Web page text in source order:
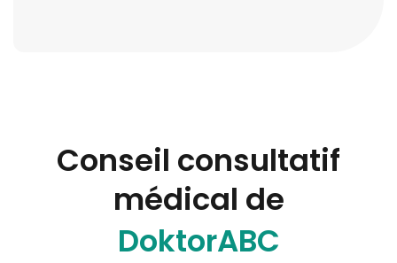
Conseil consultatif
médical de
DoktorABC